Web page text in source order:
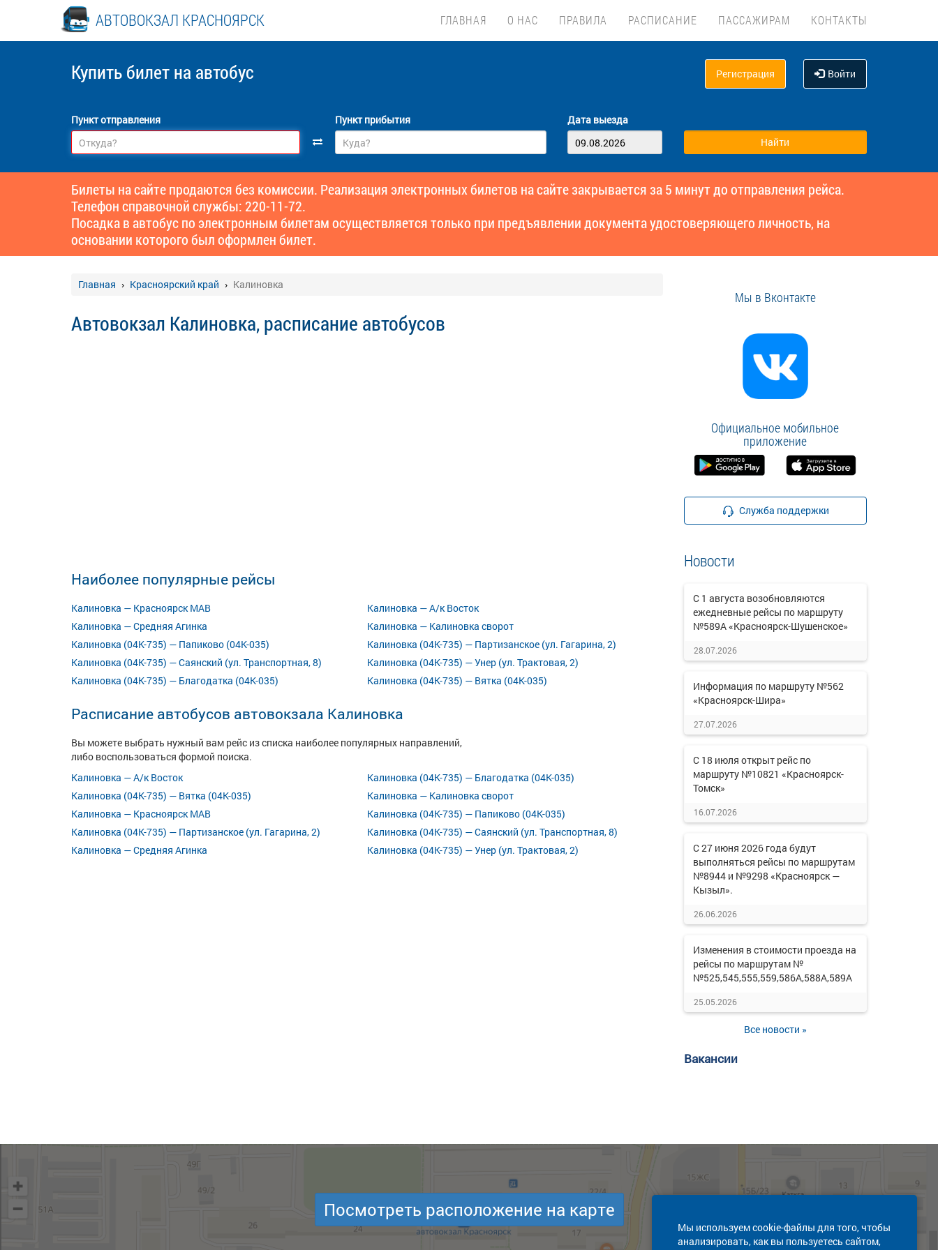
АВТОВОКЗАЛ КРАСНОЯРСК ГЛАВНАЯ О НАС ПРАВИЛА РАСПИСАНИЕ ПАССАЖИРАМ КОНТАКТЫ
Купить билет на автобус Регистрация Войти
Пункт отправления Пункт прибытия Дата выезда
Билеты на сайте продаются без комиссии. Реализация электронных билетов на сайте закрывается за 5 минут до отправления рейса.
Телефон справочной службы: 220-11-72.
Посадка в автобус по электронным билетам осуществляется только при предъявлении документа удостоверяющего личность, на
основании которого был оформлен билет.
Главная Красноярский край Калиновка
Автовокзал Калиновка, расписание автобусов
Наиболее популярные рейсы
Калиновка — Красноярск МАВ
Калиновка — А/к Восток
Калиновка — Средняя Агинка
Калиновка — Калиновка сворот
Калиновка (04К-735) — Папиково (04К-035)
Калиновка (04К-735) — Партизанское (ул. Гагарина, 2)
Калиновка (04К-735) — Саянский (ул. Транспортная, 8)
Калиновка (04К-735) — Унер (ул. Трактовая, 2)
Калиновка (04К-735) — Благодатка (04К-035)
Калиновка (04К-735) — Вятка (04К-035)
Расписание автобусов автовокзала Калиновка
Вы можете выбрать нужный вам рейс из списка наиболее популярных направлений,
либо воспользоваться формой поиска.
Калиновка — А/к Восток
Калиновка (04К-735) — Благодатка (04К-035)
Калиновка (04К-735) — Вятка (04К-035)
Калиновка — Калиновка сворот
Калиновка — Красноярск МАВ
Калиновка (04К-735) — Папиково (04К-035)
Калиновка (04К-735) — Партизанское (ул. Гагарина, 2)
Калиновка (04К-735) — Саянский (ул. Транспортная, 8)
Калиновка — Средняя Агинка
Калиновка (04К-735) — Унер (ул. Трактовая, 2)
Мы в Вконтакте
Официальное мобильное
приложение
Служба поддержки
Новости
С 1 августа возобновляются
ежедневные рейсы по маршруту
№589А «Красноярск-Шушенское»
28.07.2026
Информация по маршруту №562
«Красноярск-Шира»
27.07.2026
С 18 июля открыт рейс по
маршруту №10821 «Красноярск-
Томск»
16.07.2026
С 27 июня 2026 года будут
выполняться рейсы по маршрутам
№8944 и №9298 «Красноярск —
Кызыл».
26.06.2026
Изменения в стоимости проезда на
рейсы по маршрутам №
№525,545,555,559,586А,588А,589А
25.05.2026
Все новости »
Вакансии
Мы используем cookie-файлы для того, чтобы
анализировать, как вы пользуетесь сайтом,
Посмотреть расположение на карте